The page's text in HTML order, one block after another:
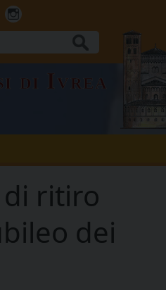
Instagram
di Ivrea
ritiro
dei